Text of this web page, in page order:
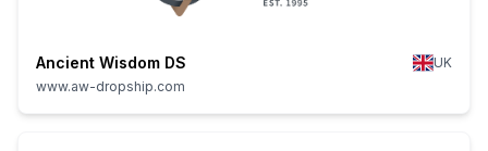
Ancient Wisdom DS
UK
www.aw-dropship.com